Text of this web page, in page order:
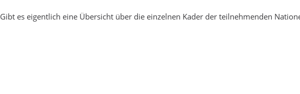
Gibt es eigentlich eine Übersicht über die einzelnen Kader der teilnehmenden